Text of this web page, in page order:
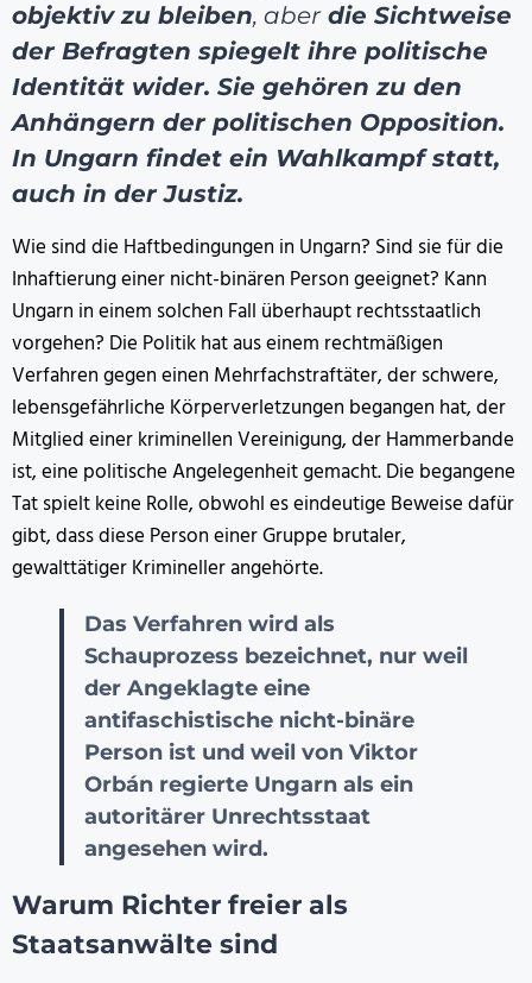
objektiv zu bleiben, aberdie Sichtweise
der Befragten spiegelt ihre politische
Identität wider. Sie gehören zu den
Anhängern der politischen Opposition.
In Ungarn findet ein Wahlkampf statt,
auch in der Justiz.
Wie sind die Haftbedingungen in Ungarn? Sind sie für die
Inhaftierung einer nicht-binären Person geeignet? Kann
Ungarn in einem solchen Fall überhaupt rechtsstaatlich
vorgehen? Die Politik hat aus einem rechtmäßigen
Verfahren gegen einen Mehrfachstraftäter, der schwere,
lebensgefährliche Körperverletzungen begangen hat, der
Mitglied einer kriminellen Vereinigung, der Hammerbande
ist, eine politische Angelegenheit gemacht. Die begangene
Tat spielt keine Rolle, obwohl es eindeutige Beweise dafür
gibt, dass diese Person einer Gruppe brutaler,
gewalttätiger Krimineller angehörte.
Das Verfahren wird als
Schauprozess bezeichnet, nur weil
der Angeklagte eine
antifaschistische nicht-binäre
Person ist und weil von Viktor
Orbán regierte Ungarn als ein
autoritärer Unrechtsstaat
angesehen wird.
Warum Richter freier als
Staatsanwälte sind